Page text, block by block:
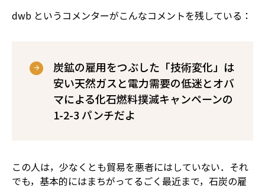
dwb というコメンターがこんなコメントを残している：
炭鉱の雇用をつぶした「技術変化」は
安い天然ガスと電力需要の低迷とオバ
マによる化石燃料撲滅キャンペーンの
1-2-3 パンチだよ
この人は，少なくとも貿易を悪者にはしていない．それ
でも，基本的にはまちがってる――ごく最近まで，石炭の雇